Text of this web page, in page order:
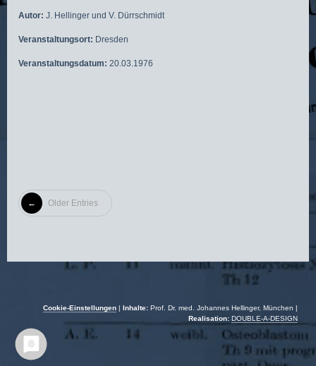
Autor: J. Hellinger und V. Dürrschmidt
Veranstaltungsort: Dresden
Veranstaltungsdatum: 20.03.1976
Older Entries
Cookie-Einstellungen | Inhalte: Prof. Dr. med. Johannes Hellinger, München |
Realisation: DOUBLE-A-DESIGN